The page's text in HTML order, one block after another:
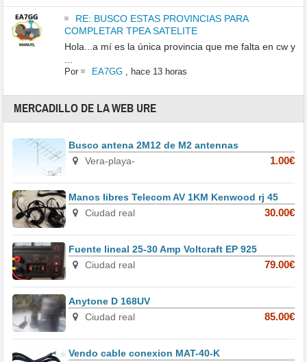
RE: BUSCO ESTAS PROVINCIAS PARA
COMPLETAR TPEA SATELITE
Hola...a mí es la única provincia que me falta en cw y
Por EA7GG, hace 13 horas
MERCADILLO DE LA WEB URE
Busco antena 2M12 de M2 antennas
Vera-playa-
1.00€
Manos libres Telecom AV 1KM Kenwood rj 45
Ciudad real
30.00€
Fuente lineal 25-30 Amp Voltcraft EP 925
Ciudad real
79.00€
Anytone D 168UV
Ciudad real
85.00€
Vendo cable conexion MAT-40-K